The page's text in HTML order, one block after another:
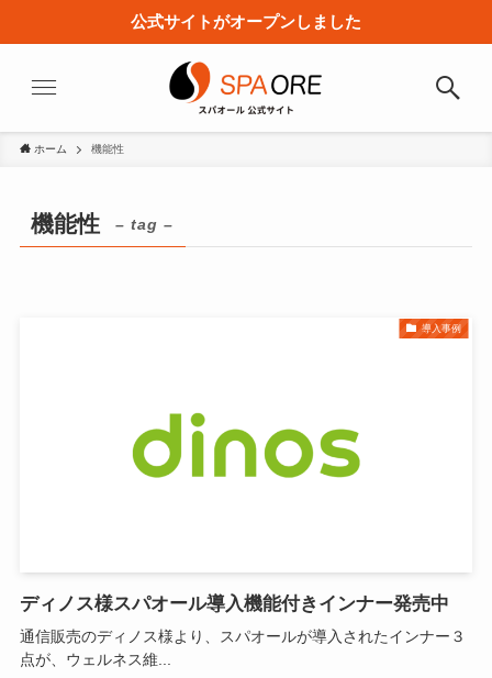
公式サイトがオープンしました
ホーム 機能性
機能性 – tag –
導入事例
ディノス様スパオール導入機能付きインナー発売中
通信販売のディノス様より、スパオールが導入されたインナー３
点が、ウェルネス維...